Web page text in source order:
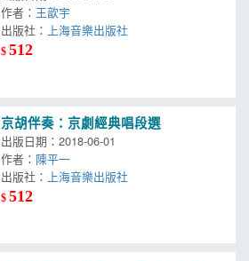
作者： 王歆宇
出版社： 上海音樂出版社
$512
京胡伴奏：京劇經典唱段選
出版日期：2018-06-01
作者： 陳平一
出版社： 上海音樂出版社
$512